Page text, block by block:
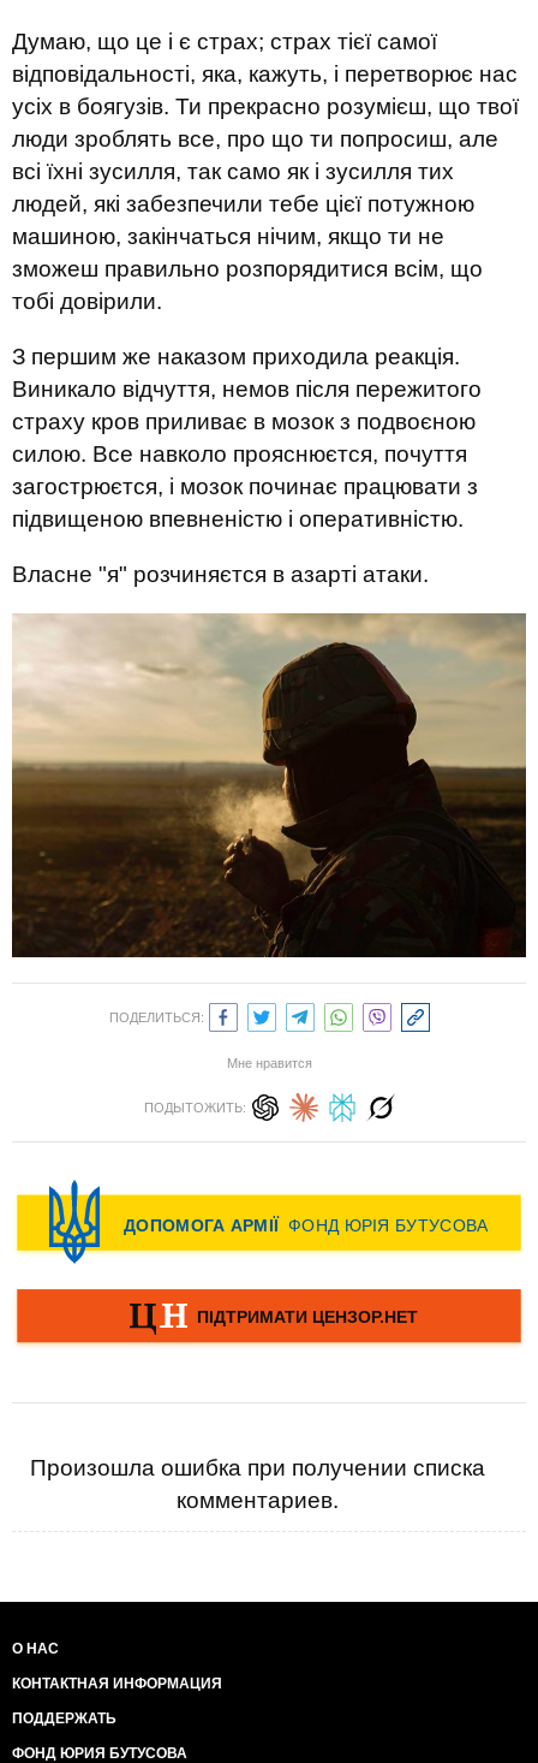
Думаю, що це і є страх; страх тієї самої
відповідальності, яка, кажуть, і перетворює нас
усіх в боягузів. Ти прекрасно розумієш, що твої
люди зроблять все, про що ти попросиш, але
всі їхні зусилля, так само як і зусилля тих
людей, які забезпечили тебе цієї потужною
машиною, закінчаться нічим, якщо ти не
зможеш правильно розпорядитися всім, що
тобі довірили.
З першим же наказом приходила реакція.
Виникало відчуття, немов після пережитого
страху кров приливає в мозок з подвоєною
силою. Все навколо прояснюєтся, почуття
загострюєтся, і мозок починає працювати з
підвищеною впевненістю і оперативністю.
Власне "я" розчиняєтся в азарті атаки.
ПОДЕЛИТЬСЯ:
Мне нравится
ПОДЫТОЖИТЬ:
Произошла ошибка при получении списка
комментариев.
О НАС
КОНТАКТНАЯ ИНФОРМАЦИЯ
ПОДДЕРЖАТЬ
ФОНД ЮРИЯ БУТУСОВА